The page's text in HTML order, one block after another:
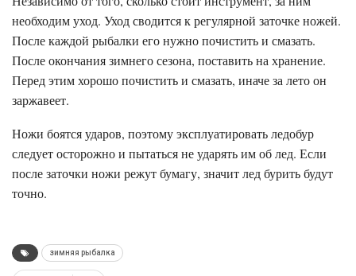
необходим уход. Уход сводится к регулярной заточке ножей.
После каждой рыбалки его нужно почистить и смазать.
После окончания зимнего сезона, поставить на хранение.
Перед этим хорошо почистить и смазать, иначе за лето он
заржавеет.
Ножи боятся ударов, поэтому эксплуатировать ледобур
следует осторожно и пытаться не ударять им об лед. Если
после заточки ножи режут бумагу, значит лед бурить будут
точно.
зимняя рыбалка